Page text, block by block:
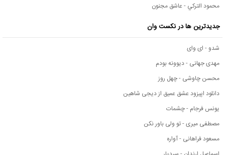
محمود التركي - عاشق مجنون
جدیدترین ها در نکست وان
شدو - ای وای
مهدی جهانی - دیوونه بودم
محسن چاوشی - چهل روز
دانلود اپیزود عشق عمیق از دیجی شاهین
یونس فرجام - چشمات
مصطفی میری - تو ولی باور نکن
مسعود فراهانی - آواره